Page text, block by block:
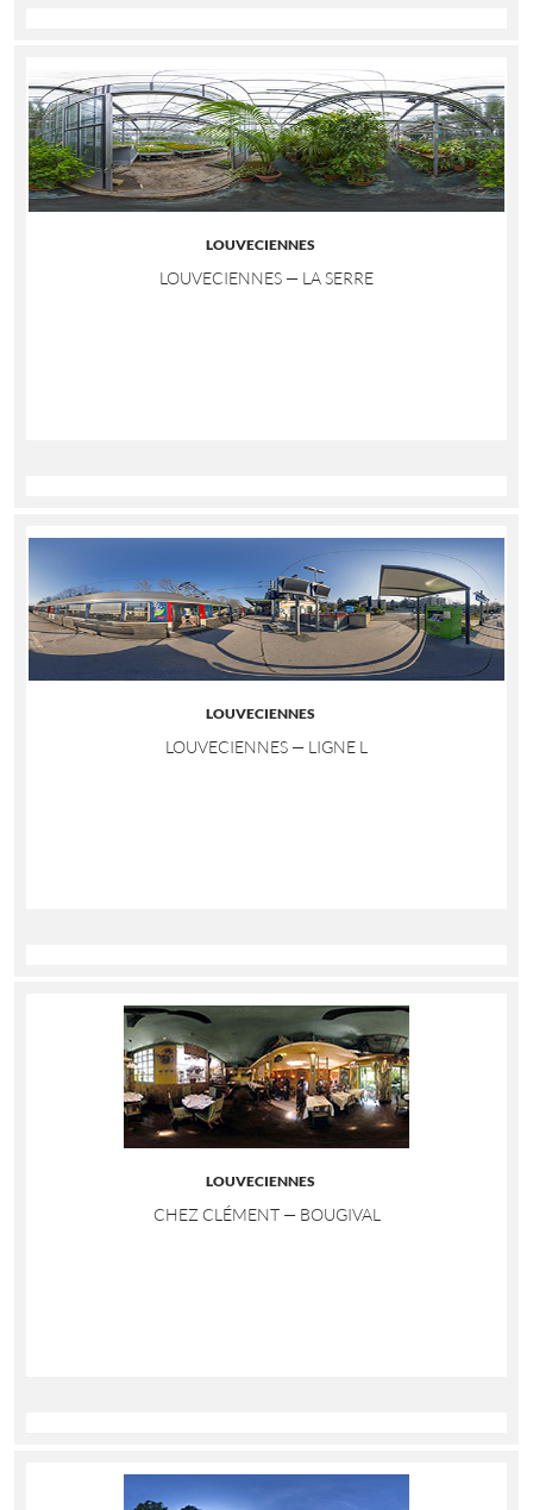
LOUVECIENNES
LOUVECIENNES — LA SERRE
LOUVECIENNES
LOUVECIENNES — LIGNE L
LOUVECIENNES
CHEZ CLÉMENT — BOUGIVAL